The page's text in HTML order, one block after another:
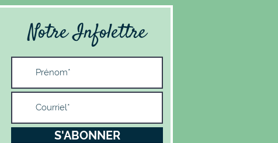
Notre Infolettre
S'ABONNER